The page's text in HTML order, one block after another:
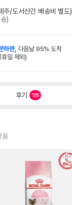
주/도서산간 배송비 별도)
)
하면, 다음날 95% 도착
일 제외)
후기 189
품